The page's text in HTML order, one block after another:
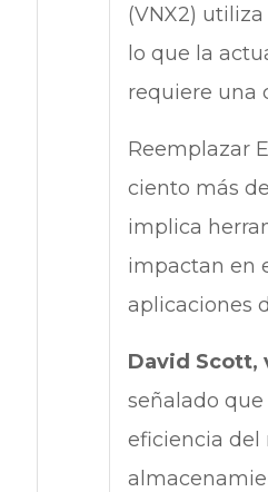
(VNX2)
lo que la
requiere una
Reemplazar
ciento más
implica
impactan en
aplicaciones
David Scott,
señalado
eficiencia del